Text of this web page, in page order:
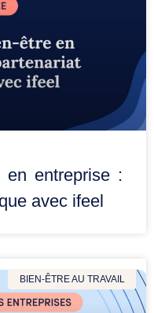
en entreprise :
avec ifeel
BIEN-ÊTRE AU TRAVAIL